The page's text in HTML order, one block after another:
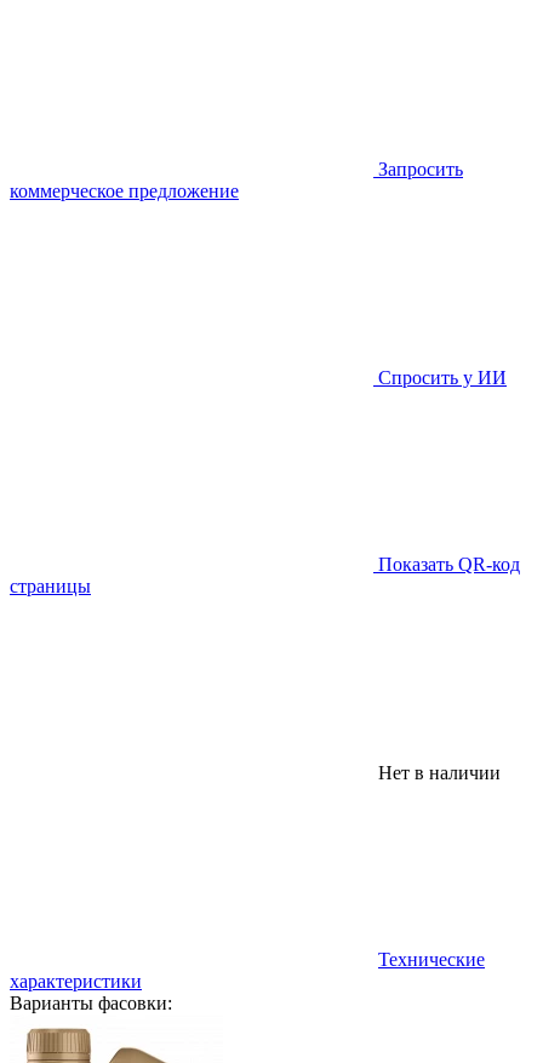
Запросить
коммерческое предложение
Спросить у ИИ
Показать QR-код
страницы
Нет в наличии
Технические
характеристики
Варианты фасовки: